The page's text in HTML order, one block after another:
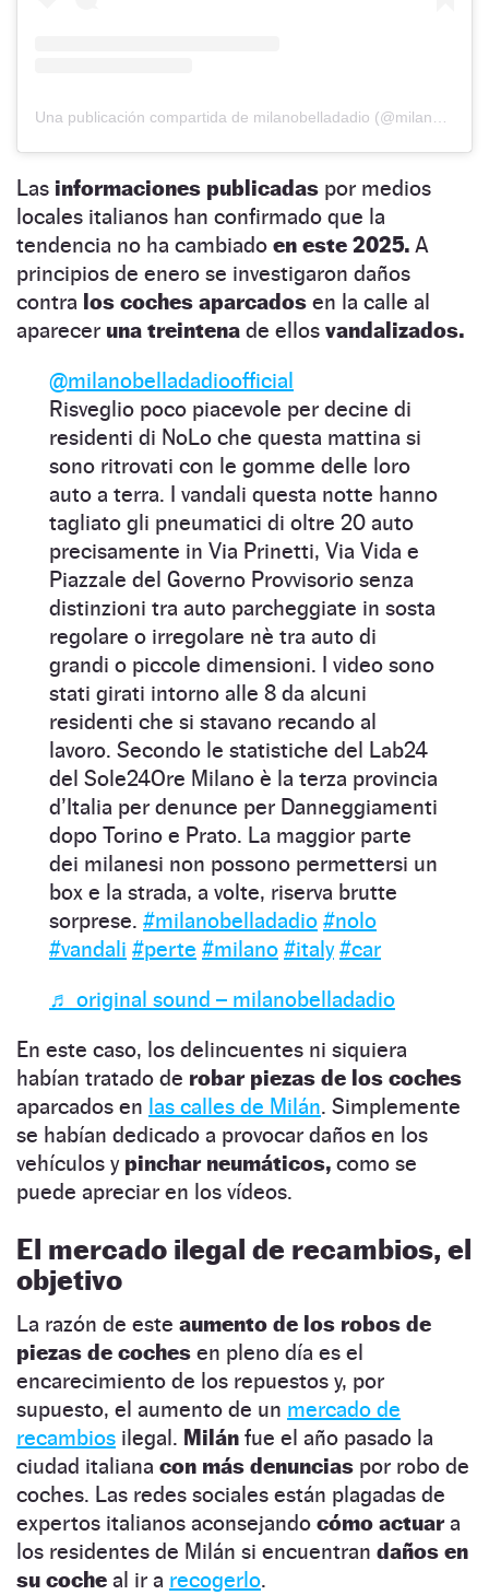
Una publicación compartida de milanobelladadio (@milanobelladadio)
Las informaciones publicadas por medios
locales italianos han confirmado que la
tendencia no ha cambiado en este 2025. A
principios de enero se investigaron daños
contra los coches aparcados en la calle al
aparecer una treintena de ellos vandalizados.
@milanobelladadioofficial
Risveglio poco piacevole per decine di
residenti di NoLo che questa mattina si
sono ritrovati con le gomme delle loro
auto a terra. I vandali questa notte hanno
tagliato gli pneumatici di oltre 20 auto
precisamente in Via Prinetti, Via Vida e
Piazzale del Governo Provvisorio senza
distinzioni tra auto parcheggiate in sosta
regolare o irregolare nè tra auto di
grandi o piccole dimensioni. I video sono
stati girati intorno alle 8 da alcuni
residenti che si stavano recando al
lavoro. Secondo le statistiche del Lab24
del Sole24Ore Milano è la terza provincia
d’Italia per denunce per Danneggiamenti
dopo Torino e Prato. La maggior parte
dei milanesi non possono permettersi un
box e la strada, a volte, riserva brutte
sorprese. #milanobelladadio #nolo
#vandali #perte #milano #italy #car
♬ original sound – milanobelladadio
En este caso, los delincuentes ni siquiera
habían tratado de robar piezas de los coches
aparcados en las calles de Milán. Simplemente
se habían dedicado a provocar daños en los
vehículos y pinchar neumáticos, como se
puede apreciar en los vídeos.
El mercado ilegal de recambios, el
objetivo
La razón de este aumento de los robos de
piezas de coches en pleno día es el
encarecimiento de los repuestos y, por
supuesto, el aumento de un mercado de
recambios ilegal. Milán fue el año pasado la
ciudad italiana con más denuncias por robo de
coches. Las redes sociales están plagadas de
expertos italianos aconsejando cómo actuara
los residentes de Milán si encuentran daños en
su coche al ir a recogerlo.